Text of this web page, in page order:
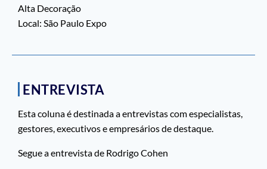
Alta Decoração
Local: São Paulo Expo
ENTREVISTA
Esta coluna é destinada a entrevistas com especialistas,
gestores, executivos e empresários de destaque.
Segue a entrevista de Rodrigo Cohen